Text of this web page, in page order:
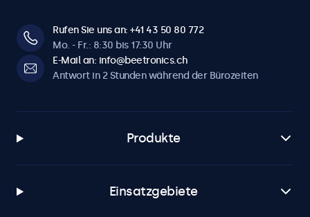
Rufen Sie uns an: +41 43 50 80 772
Mo. - Fr.: 8:30 bis 17:30 Uhr
E-Mail an: info@beetronics.ch
Antwort in 2 Stunden während der Bürozeiten
Produkte
Einsatzgebiete